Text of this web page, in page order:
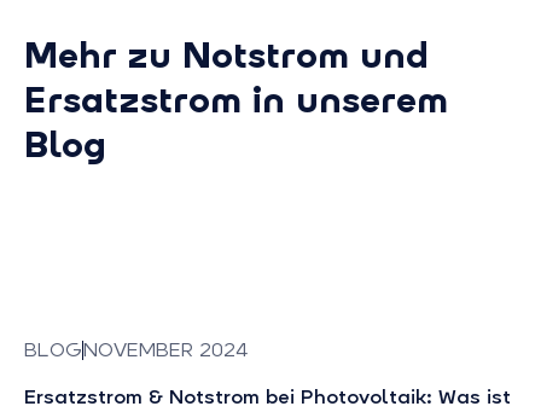
Mehr zu Notstrom und
Ersatzstrom in unserem
Blog
BLOGNOVEMBER 2024
Ersatzstrom & Notstrom bei Photovoltaik: Was ist